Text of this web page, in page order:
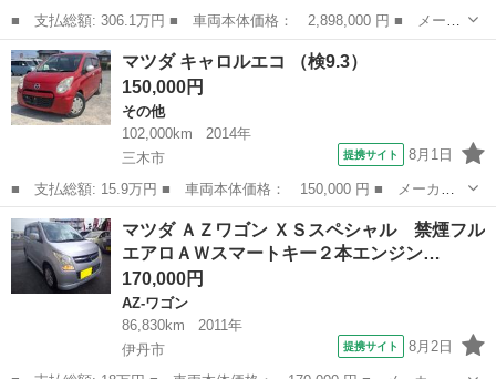
■ 支払総額: 306.1万円 ■ 車両本体価格： 2,898,000 円 ■ メーカ
ー名： マツダ ■ 車種名： ロードスター ■ グレード名： １．
５ Ｓ レザーパッケージ ■ 排気量： 1500cc ■ ドア枚数： ...
兵庫 神戸市 ロードスター
マツダ キャロルエコ （検9.3）
150,000円
その他
102,000km
2014年
三木市
提携サイト 8月1日
■ 支払総額: 15.9万円 ■ 車両本体価格： 150,000 円 ■ メーカー
名： マツダ ■ 車種名： キャロルエコ ■ グレード名： ■ 排
気量： 660cc ■ ドア枚数： 5D ■ ミッション： CVT ■ ...
兵庫 三木市 その他
マツダ ＡＺワゴン ＸＳスペシャル 禁煙フル
エアロＡＷスマートキー２本エンジン…
170,000円
AZ-ワゴン
86,830km
2011年
伊丹市
提携サイト 8月2日